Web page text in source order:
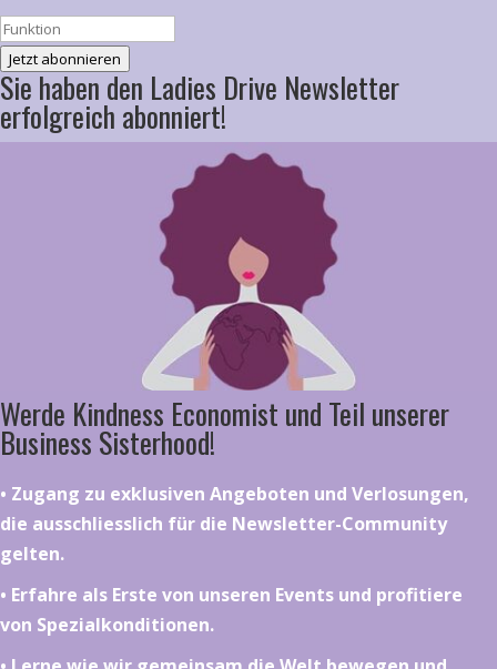
Jetzt abonnieren
Sie haben den Ladies Drive Newsletter
erfolgreich abonniert!
Werde Kindness Economist und Teil unserer
Business Sisterhood!
•⁠ ⁠⁠Zugang zu exklusiven Angeboten und Verlosungen,
die ausschliesslich für die Newsletter-Community
gelten.
•⁠ ⁠⁠Erfahre als Erste von unseren Events und profitiere
von Spezialkonditionen.